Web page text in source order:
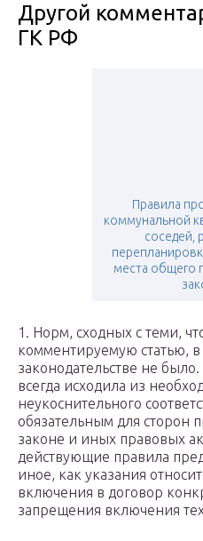
Другой
ГК РФ
Правила
коммунальной
соседей,
места общего
1. Норм, сходных с теми,
комментируемую статью,
законодательстве не
всегда исходила из
неукоснительного
обязательным для сторон
законе и иных правовых
действующие правила
иное, как указания
включения в договор
запрещения включения